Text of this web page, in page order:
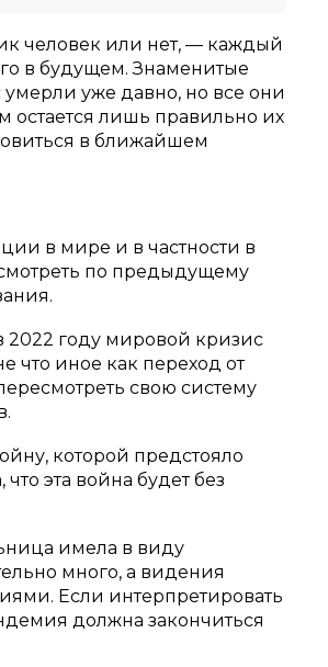
человек или нет, — каждый
в будущем. Знаменитые
уже давно, но все они
остается лишь правильно их
в ближайшем
в мире и в частности в
по предыдущему
2022 году мировой кризис
что иное как переход от
свою систему
которой предстояло
эта война будет без
имела в виду
много, а видения
Если интерпретировать
должна закончиться